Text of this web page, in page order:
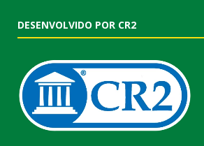
DESENVOLVIDO POR CR2